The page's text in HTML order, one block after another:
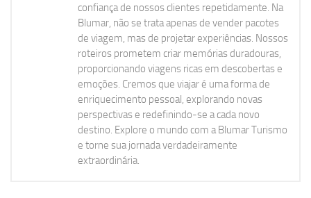
confiança de nossos clientes repetidamente. Na
Blumar, não se trata apenas de vender pacotes
de viagem, mas de projetar experiências. Nossos
roteiros prometem criar memórias duradouras,
proporcionando viagens ricas em descobertas e
emoções. Cremos que viajar é uma forma de
enriquecimento pessoal, explorando novas
perspectivas e redefinindo-se a cada novo
destino. Explore o mundo com a Blumar Turismo
e torne sua jornada verdadeiramente
extraordinária.